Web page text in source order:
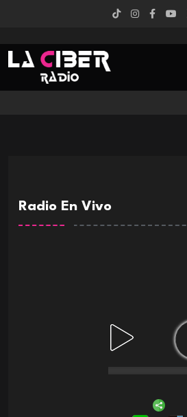
Radio En Vivo